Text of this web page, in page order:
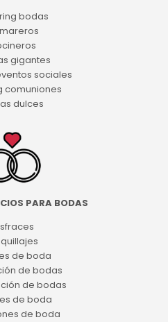
bodas
gigantes
sociales
comuniones
dulces
PARA BODAS
de boda
de bodas
de bodas
de boda
de boda